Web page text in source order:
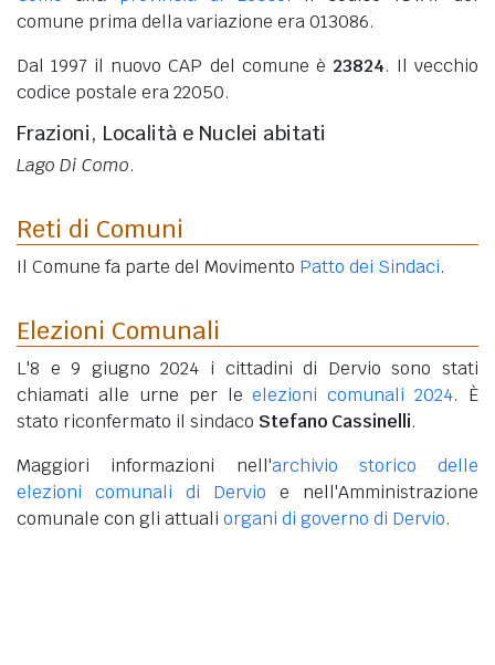
comune prima della variazione era 013086.
Dal 1997 il nuovo CAP del comune è 23824. Il vecchio
codice postale era 22050.
Frazioni, Località e Nuclei abitati
Lago Di Como.
Reti di Comuni
Il Comune fa parte del Movimento Patto dei Sindaci.
Elezioni Comunali
L'8 e 9 giugno 2024 i cittadini di Dervio sono stati
chiamati alle urne per leelezioni comunali 2024. È
stato riconfermato il sindaco Stefano Cassinelli.
Maggiori informazioni nell'archivio storico delle
elezioni comunali di Dervio e nell'Amministrazione
comunale con gli attuali organi di governo di Dervio.